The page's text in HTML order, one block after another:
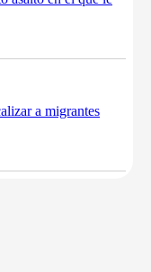
a migrantes